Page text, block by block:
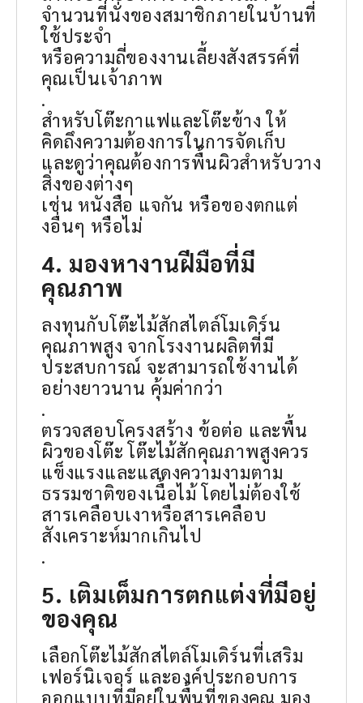
จำนวนที่นั่งของสมาชิกภายในบ้านที่
ใช้ประจำ
หรือความถี่ของงานเลี้ยงสังสรรค์ที่
คุณเป็นเจ้าภาพ
.
สำหรับโต๊ะกาแฟและโต๊ะข้าง ให้
คิดถึงความต้องการในการจัดเก็บ
และดูว่าคุณต้องการพื้นผิวสำหรับวาง
สิ่งของต่างๆ
เช่น หนังสือ แจกัน หรือของตกแต่
งอื่นๆ หรือไม่
4. มองหางานฝีมือที่มี
คุณภาพ
ลงทุนกับโต๊ะไม้สักสไตล์โมเดิร์น
คุณภาพสูง จากโรงงานผลิตที่มี
ประสบการณ์ จะสามารถใช้งานได้
อย่างยาวนาน คุ้มค่ากว่า
.
ตรวจสอบโครงสร้าง ข้อต่อ และพื้น
ผิวของโต๊ะ โต๊ะไม้สักคุณภาพสูงควร
แข็งแรงและแสดงความงามตาม
ธรรมชาติของเนื้อไม้ โดยไม่ต้องใช้
สารเคลือบเงาหรือสารเคลือบ
สังเคราะห์มากเกินไป
.
5. เติมเต็มการตกแต่งที่มีอยู่
ของคุณ
เลือกโต๊ะไม้สักสไตล์โมเดิร์นที่เสริม
เฟอร์นิเจอร์ และองค์ประกอบการ
ออกแบบที่มีอยู่ในพื้นที่ของคุณ มอง